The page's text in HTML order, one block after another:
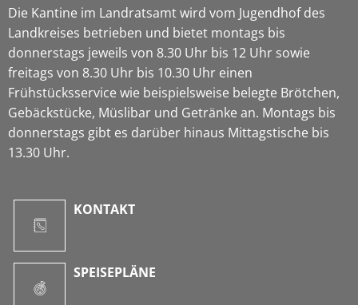
Die Kantine im Landratsamt wird vom Jugendhof des
Landkreises betrieben und bietet montags bis
donnerstags jeweils von 8.30 Uhr bis 12 Uhr sowie
freitags von 8.30 Uhr bis 10.30 Uhr einen
Frühstücksservice wie beispielsweise belegte Brötchen,
Gebäckstücke, Müslibar und Getränke an. Montags bis
donnerstags gibt es darüber hinaus Mittagstische bis
13.30 Uhr.
KONTAKT
SPEISEPLÄNE